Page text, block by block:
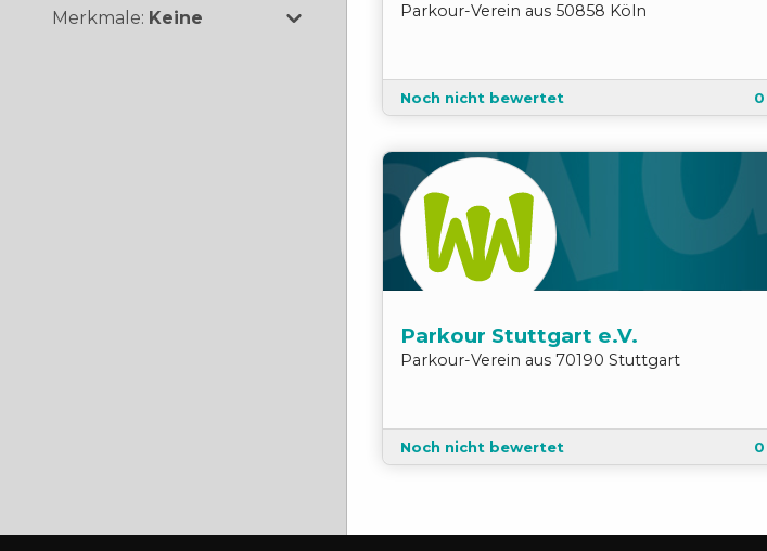
Merkmale: Keine Parkour-Verein aus 50858 Köln
Noch nicht bewertet 0
Parkour Stuttgart e.V.
Parkour-Verein aus 70190 Stuttgart
Noch nicht bewertet 0